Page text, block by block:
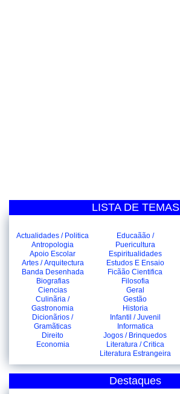
LISTA DE TEMAS
Actualidades / Politica
Antropologia
Apoio Escolar
Artes / Arquitectura
Banda Desenhada
Biografias
Ciencias
Culinãria /
Gastronomia
Dicionãrios /
Gramãticas
Direito
Economia
Educaãão /
Puericultura
Espiritualidades
Estudos E Ensaio
Ficãão Cientifica
Filosofia
Geral
Gestão
Historia
Infantil / Juvenil
Informatica
Jogos / Brinquedos
Literatura / Critica
Literatura Estrangeira
Destaques